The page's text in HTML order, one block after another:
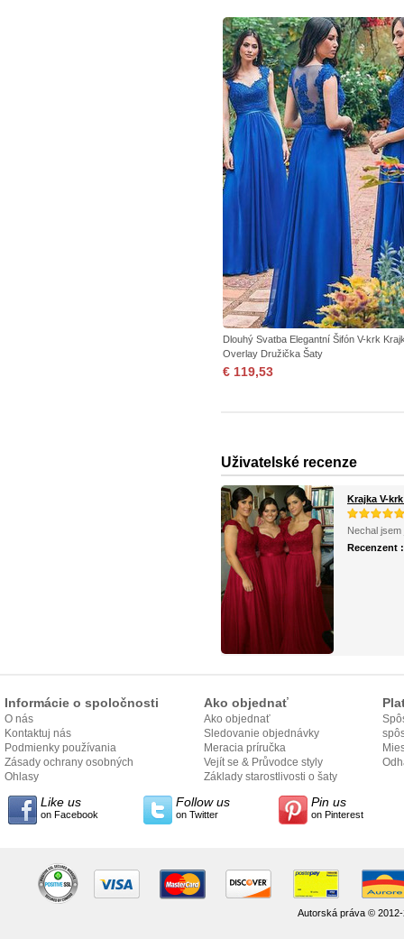
Dlouhý Svatba Elegantní Šifón V-krk
Overlay Družička Šaty
€ 119,53
Uživatelské recenze
Krajka V-
Nechal
Recenzent
Informácie o spoločnosti
O nás
Kontaktuj nás
Podmienky používania
Zásady ochrany osobných
údajov
Ohlasy
Ako objednať
Ako objednať
Sledovanie objednávky
Meracia príručka
Vejít se & Průvodce styly
Základy starostlivosti o šaty
Like us
on Facebook
Follow us
on Twitter
Pin us
on Pinterest
Autorská práva ©